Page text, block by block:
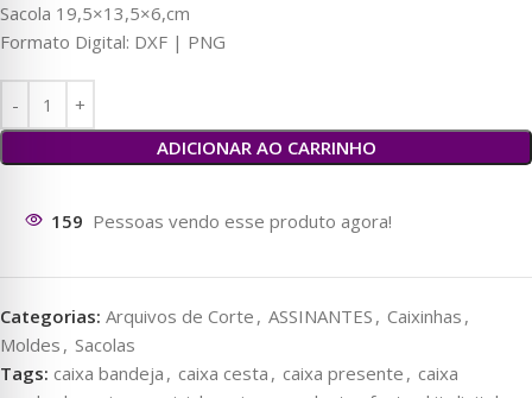
Sacola 19,5×13,5×6,cm
Formato Digital: DXF | PNG
ADICIONAR AO CARRINHO
160 Pessoas vendo esse produto agora!
Categorias: Arquivos de Corte , ASSINANTES , Caixinhas ,
Moldes , Sacolas
Tags: caixa bandeja , caixa cesta , caixa presente , caixa